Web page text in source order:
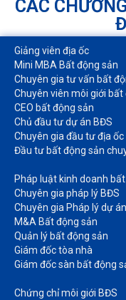
CÁC
Giảng viên địa ốc
Mini MBA Bất động sản
Chuyên gia tư vấn bất
Chuyên viên môi giới bất
CEO bất động sản
Chủ đầu tư dự án BĐS
Chuyên gia đầu tư địa ốc​
Đầu tư bất động sản
Pháp luật kinh doanh
Chuyên gia pháp lý BĐS
Chuyên gia Pháp lý dự
M&A Bất động sản​
Quản lý bất động sản
Giám đốc tòa nhà​
Giám đốc sàn bất động
Chứng chỉ môi giới BĐS​